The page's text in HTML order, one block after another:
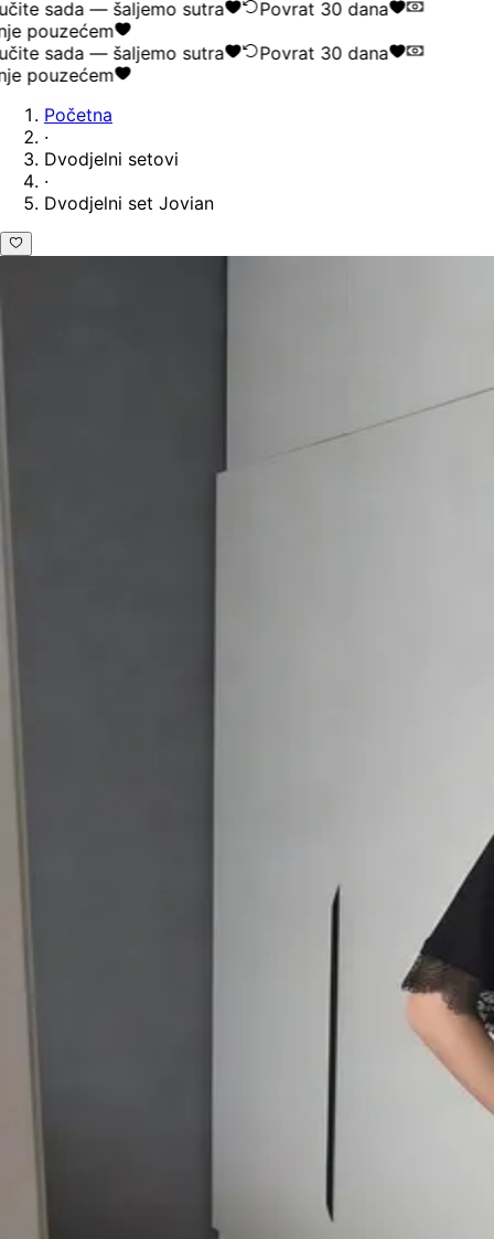
sada — šaljemo sutra
Povrat 30 dana
pouzećem
sada — šaljemo sutra
Povrat 30 dana
pouzećem
Početna
·
Dvodjelni setovi
·
Dvodjelni set Jovian